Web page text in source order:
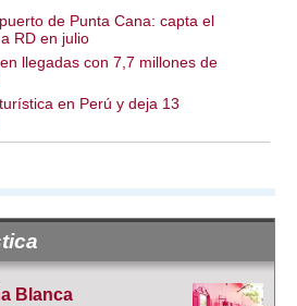
de Punta Cana: capta el
RD en julio
llegadas con 7,7 millones de
en Perú y deja 13
Blanca